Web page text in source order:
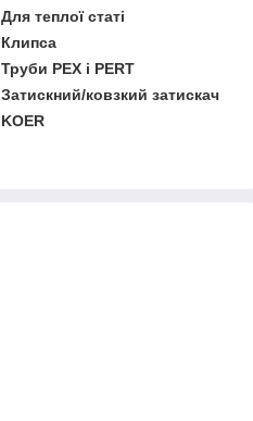
Для теплої статі
Клипса
Труби PEX і PERT
Затискний/ковзкий затискач
KOER